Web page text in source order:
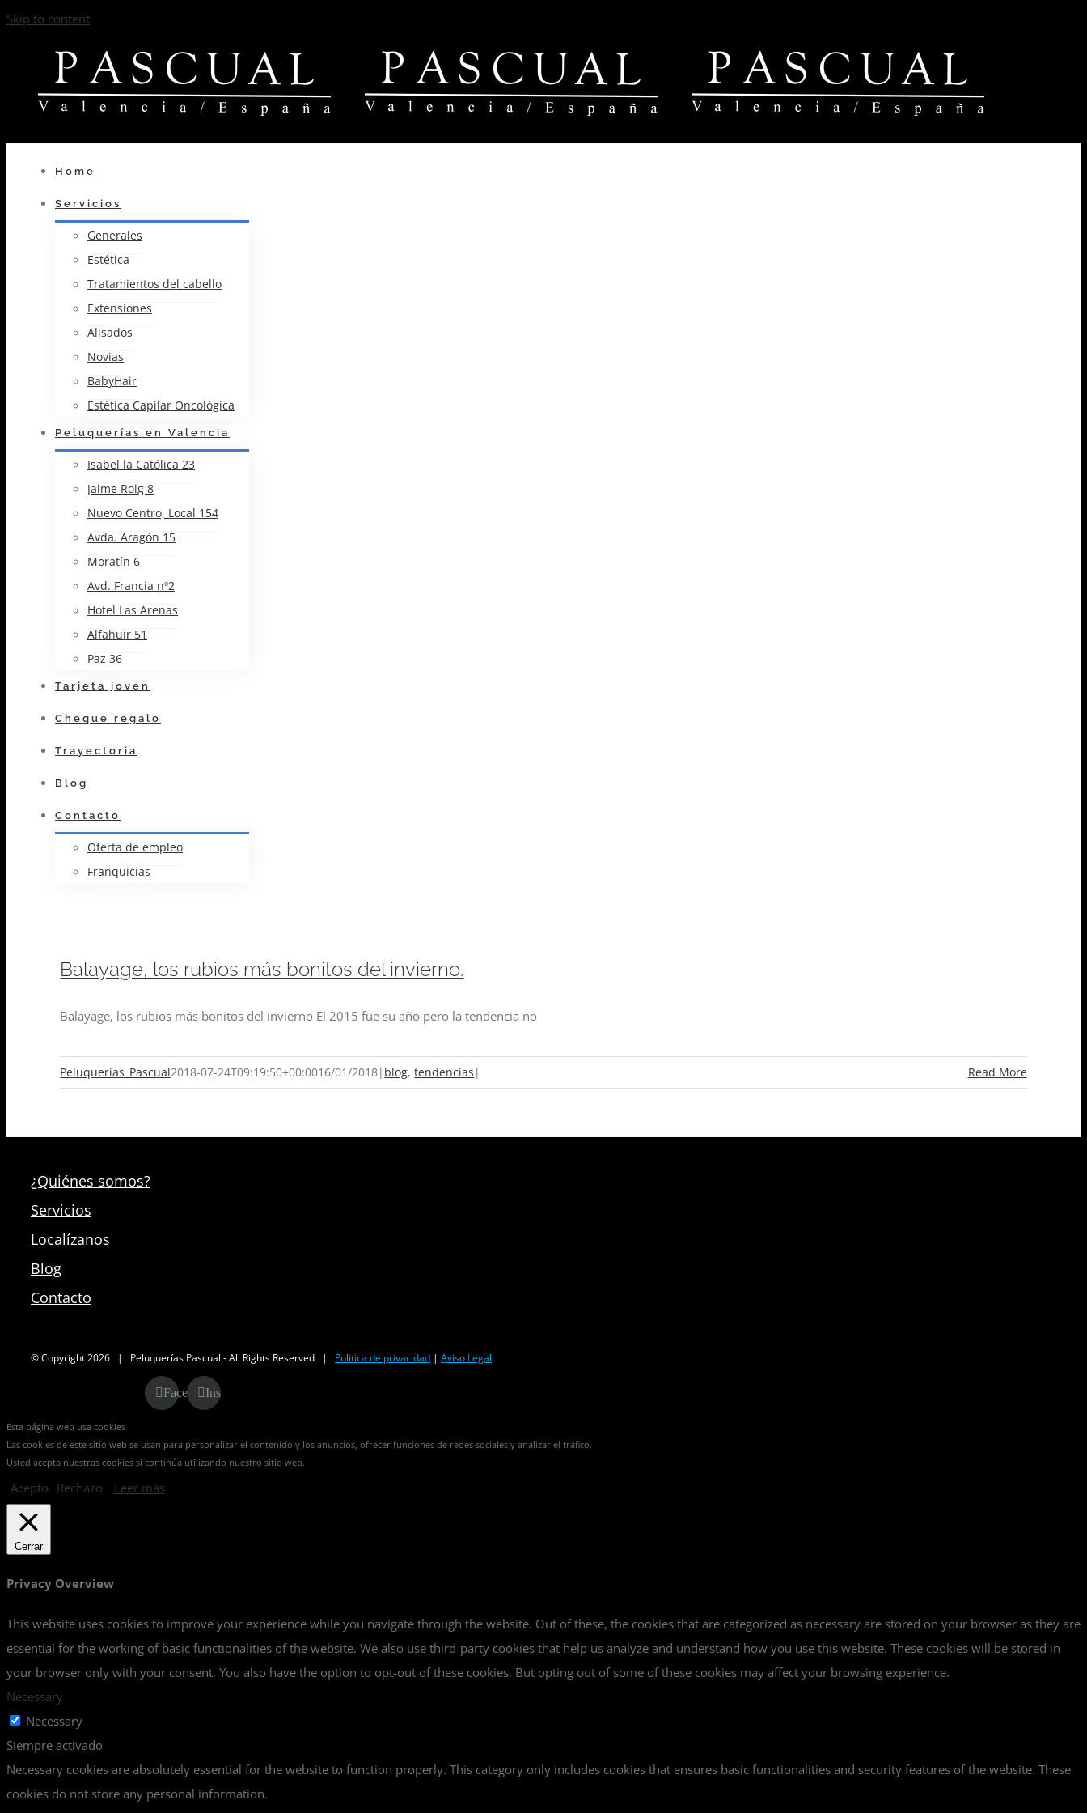
Skip to content
Home
Servicios
Generales
Estética
Tratamientos del cabello
Extensiones
Alisados
Novias
BabyHair
Estética Capilar Oncológica
Peluquerías en Valencia
Isabel la Católica 23
Jaime Roig 8
Nuevo Centro, Local 154
Avda. Aragón 15
Moratín 6
Avd. Francia nº2
Hotel Las Arenas
Alfahuir 51
Paz 36
Tarjeta joven
Cheque regalo
Trayectoria
Blog
Contacto
Oferta de empleo
Franquicias
Balayage, los rubios más bonitos del invierno.
Balayage, los rubios más bonitos del invierno El 2015 fue su año pero la tendencia no
Peluquerias_Pascual2018-07-24T09:19:50+00:0016/01/2018| blog,tendencias | Read More
¿Quiénes somos?
Servicios
Localízanos
Blog
Contacto
© Copyright2026 | Peluquerías Pascual - All Rights Reserved | Politica de privacidad | Aviso Legal
FacebookInstagram
Esta página web usa cookies
Las cookies de este sitio web se usan para personalizar el contenido y los anuncios, ofrecer funciones de redes sociales y analizar el tráfico.
Usted acepta nuestras cookies si continúa utilizando nuestro sitio web.
Acepto Rechazo Leer más
Cerrar
Privacy Overview
This website uses cookies to improve your experience while you navigate through the website. Out of these, the cookies that are categorized as necessary are stored on your browser as they are
essential for the working of basic functionalities of the website. We also use third-party cookies that help us analyze and understand how you use this website. These cookies will be stored in
your browser only with your consent. You also have the option to opt-out of these cookies. But opting out of some of these cookies may affect your browsing experience.
Necessary
Necessary
Siempre activado
Necessary cookies are absolutely essential for the website to function properly. This category only includes cookies that ensures basic functionalities and security features of the website. These
cookies do not store any personal information.